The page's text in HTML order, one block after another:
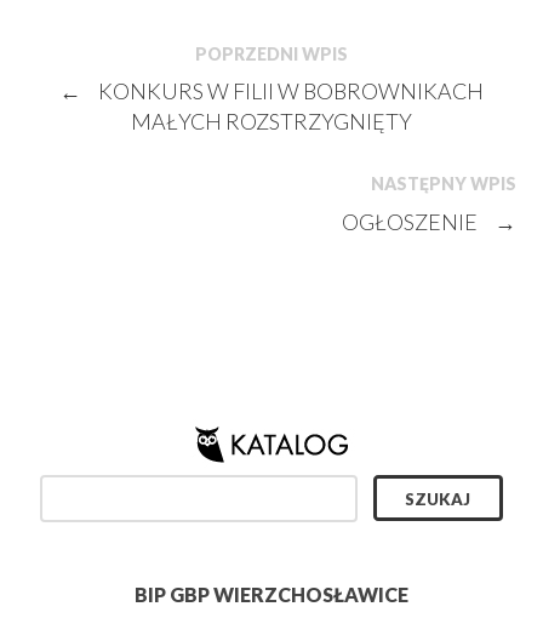
POPRZEDNI WPIS
←
KONKURS W FILII W BOBROWNIKACH
MAŁYCH ROZSTRZYGNIĘTY
NASTĘPNY WPIS
OGŁOSZENIE →
BIP GBP WIERZCHOSŁAWICE